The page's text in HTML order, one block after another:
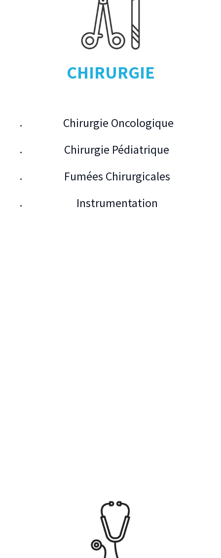
CHIRURGIE
Chirurgie Oncologique
Chirurgie Pédiatrique
Fumées Chirurgicales
Instrumentation